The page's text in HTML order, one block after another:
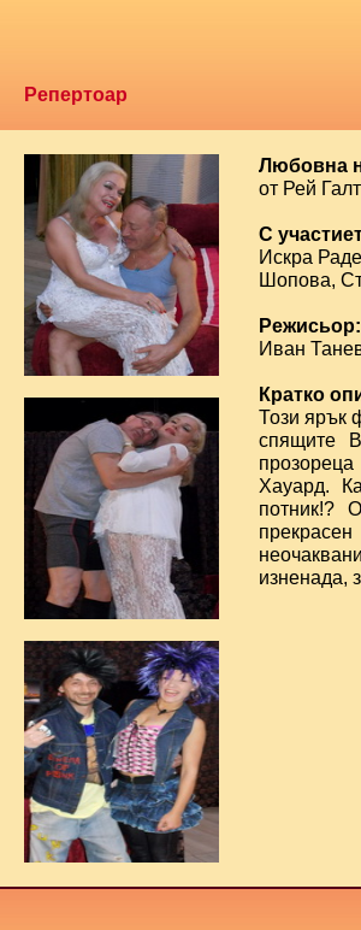
Репертоар
Любовна
от Рей
С
Искра
Шопова,
Режисьор:
Иван
Кратко
Този ярък
спящите
Хауард.
потник!?
изненада,